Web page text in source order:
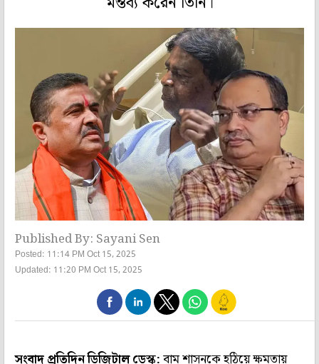
Published By: Sayani Sen
Posted: 11:14 PM Oct 15, 2025
Updated: 11:20 PM Oct 15, 2025
সংবাদ প্রতিদিন ডিজিটাল ডেস্ক:বাম শাসনকে হঠিয়ে ক্ষমতায়